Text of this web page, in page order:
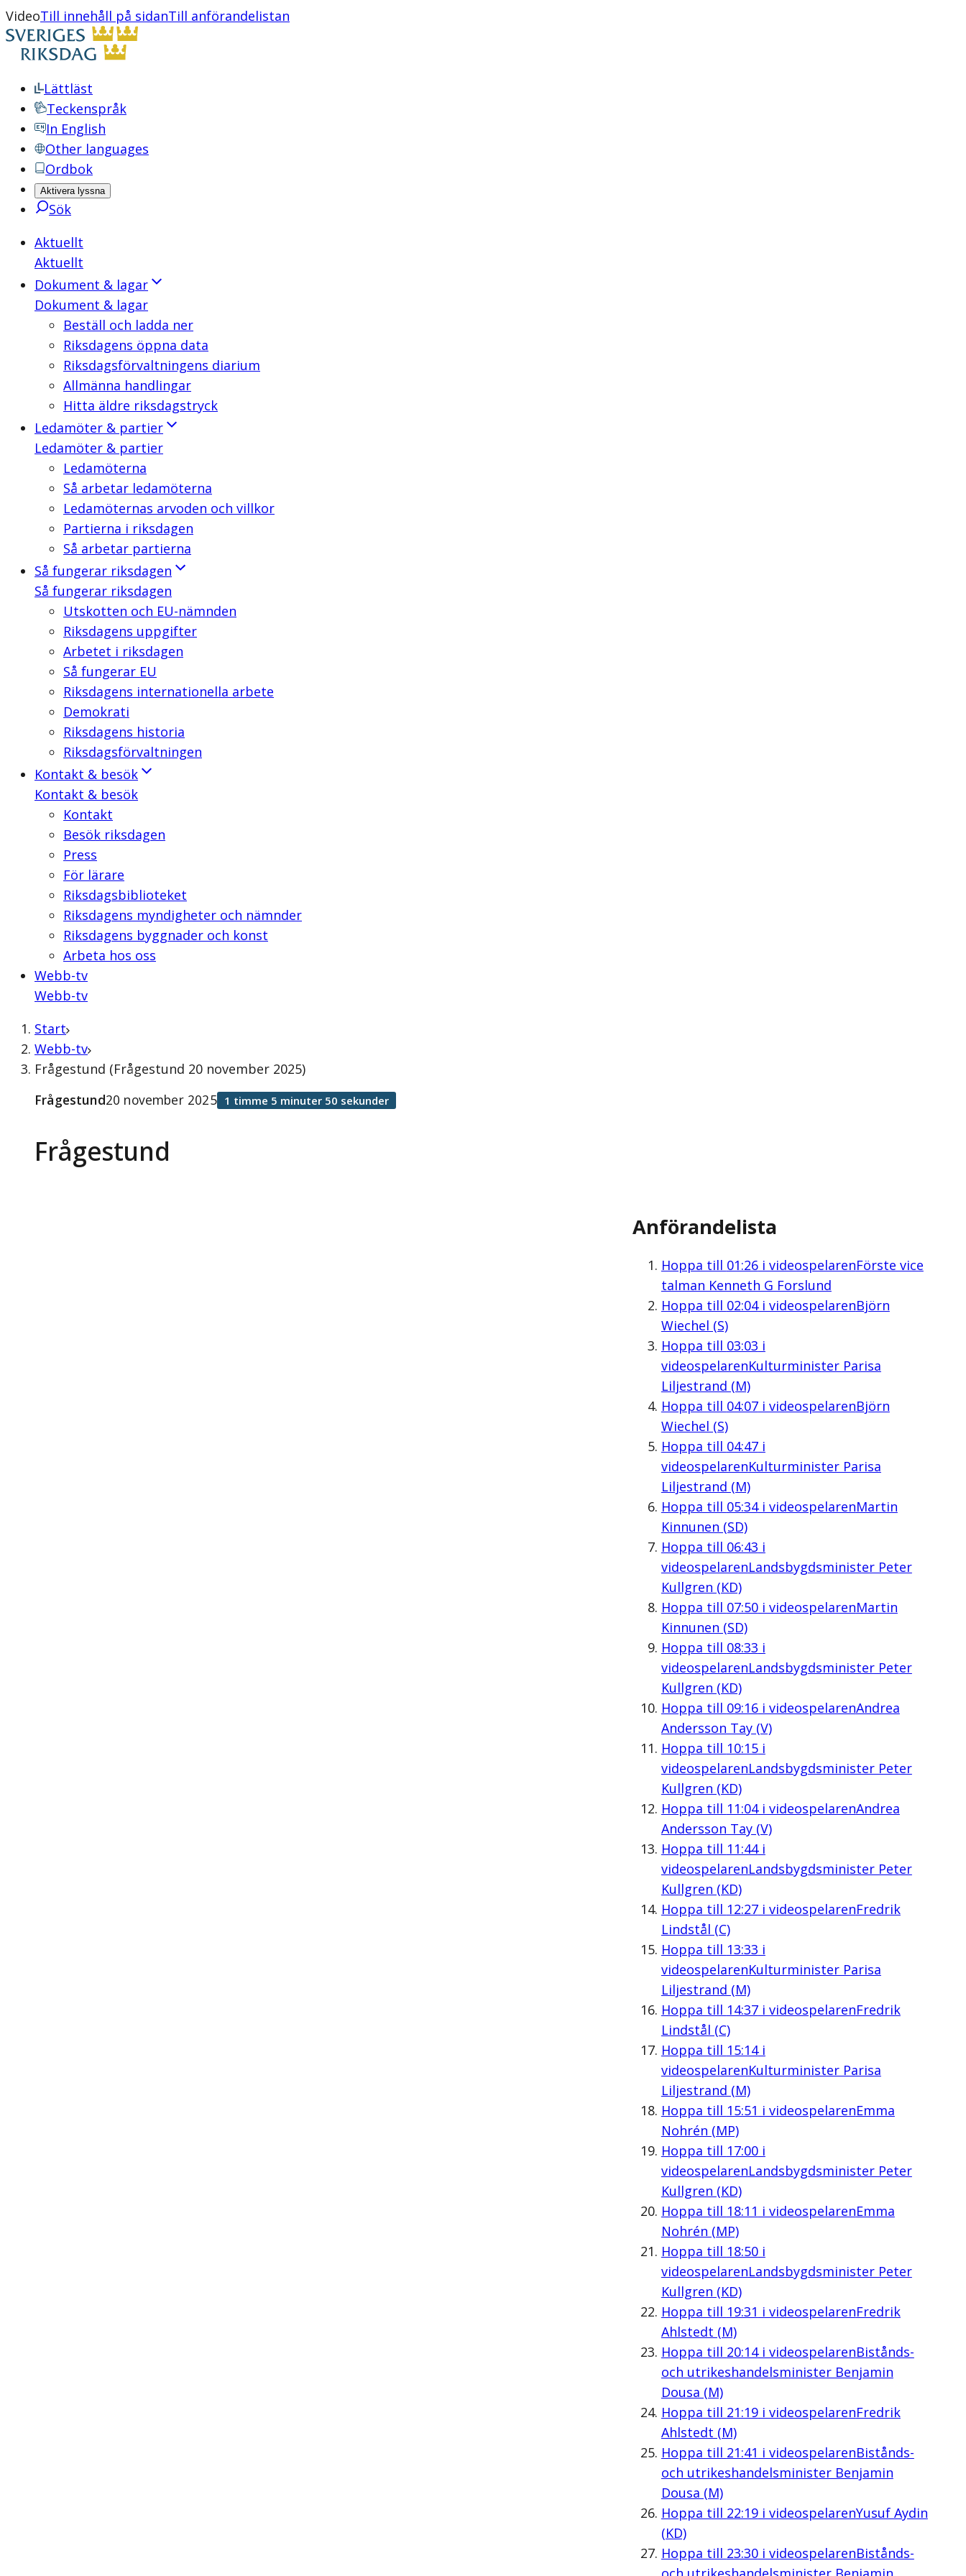
VideoTill innehåll på sidanTill anförandelistan
Lättläst
Teckenspråk
In English
Other languages
Ordbok
Aktivera lyssna
Sök
Aktuellt
Aktuellt
Dokument & lagar
Dokument & lagar
Beställ och ladda ner
Riksdagens öppna data
Riksdagsförvaltningens diarium
Allmänna handlingar
Hitta äldre riksdagstryck
Ledamöter & partier
Ledamöter & partier
Ledamöterna
Så arbetar ledamöterna
Ledamöternas arvoden och villkor
Partierna i riksdagen
Så arbetar partierna
Så fungerar riksdagen
Så fungerar riksdagen
Utskotten och EU-nämnden
Riksdagens uppgifter
Arbetet i riksdagen
Så fungerar EU
Riksdagens internationella arbete
Demokrati
Riksdagens historia
Riksdagsförvaltningen
Kontakt & besök
Kontakt & besök
Kontakt
Besök riksdagen
Press
För lärare
Riksdagsbiblioteket
Riksdagens myndigheter och nämnder
Riksdagens byggnader och konst
Arbeta hos oss
Webb-tv
Webb-tv
Start
Webb-tv
Frågestund (Frågestund 20 november 2025)
Frågestund
Frågestund20 november 2025 1 timme 5 minuter 50 sekunder
Anförandelista
Hoppa till 01:26i videospelarenFörste vice
talman Kenneth G Forslund
Hoppa till 02:04i videospelarenBjörn
Wiechel (S)
Hoppa till 03:03 i
videospelarenKulturminister Parisa
Liljestrand (M)
Hoppa till 04:07i videospelarenBjörn
Wiechel (S)
Hoppa till 04:47i
videospelarenKulturminister Parisa
Liljestrand (M)
Hoppa till 05:34i videospelarenMartin
Kinnunen (SD)
Hoppa till 06:43 i
videospelarenLandsbygdsminister Peter
Kullgren (KD)
Hoppa till 07:50i videospelarenMartin
Kinnunen (SD)
Hoppa till 08:33 i
videospelarenLandsbygdsminister Peter
Kullgren (KD)
Hoppa till 09:16i videospelarenAndrea
Andersson Tay (V)
Hoppa till 10:15i
videospelarenLandsbygdsminister Peter
Kullgren (KD)
Hoppa till 11:04i videospelarenAndrea
Andersson Tay (V)
Hoppa till 11:44i
videospelarenLandsbygdsminister Peter
Kullgren (KD)
Hoppa till 12:27i videospelarenFredrik
Lindstål (C)
Hoppa till 13:33 i
videospelarenKulturminister Parisa
Liljestrand (M)
Hoppa till 14:37i videospelarenFredrik
Lindstål (C)
Hoppa till 15:14i
videospelarenKulturminister Parisa
Liljestrand (M)
Hoppa till 15:51 i videospelarenEmma
Nohrén (MP)
Hoppa till 17:00i
videospelarenLandsbygdsminister Peter
Kullgren (KD)
Hoppa till 18:11 i videospelarenEmma
Nohrén (MP)
Hoppa till 18:50i
videospelarenLandsbygdsminister Peter
Kullgren (KD)
Hoppa till 19:31 i videospelarenFredrik
Ahlstedt (M)
Hoppa till 20:14i videospelarenBistånds-
och utrikeshandelsminister Benjamin
Dousa (M)
Hoppa till 21:19i videospelarenFredrik
Ahlstedt (M)
Hoppa till 21:41 i videospelarenBistånds-
och utrikeshandelsminister Benjamin
Dousa (M)
Hoppa till 22:19i videospelarenYusuf Aydin
(KD)
Hoppa till 23:30i videospelarenBistånds-